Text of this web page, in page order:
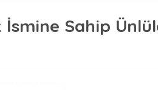
İsmine Sahip